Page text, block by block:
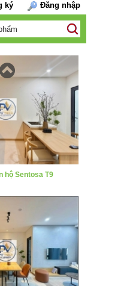
ký Đăng nhập
hộ Sentosa T9
hộ Sentosa T17